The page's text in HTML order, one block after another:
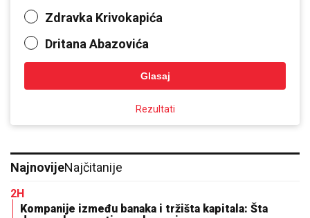
Zdravka Krivokapića
Dritana Abazovića
Glasaj
Rezultati
NajnovijeNajčitanije
2H
Kompanije između banaka i tržišta kapitala: Šta